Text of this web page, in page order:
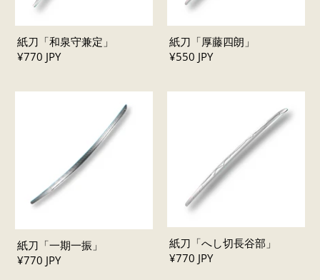
紙刀「和泉守兼定」
¥770 JPY
紙刀「厚藤四朗」
¥550 JPY
紙刀「一期一振」
¥770 JPY
紙刀「へし切長谷部」
¥770 JPY